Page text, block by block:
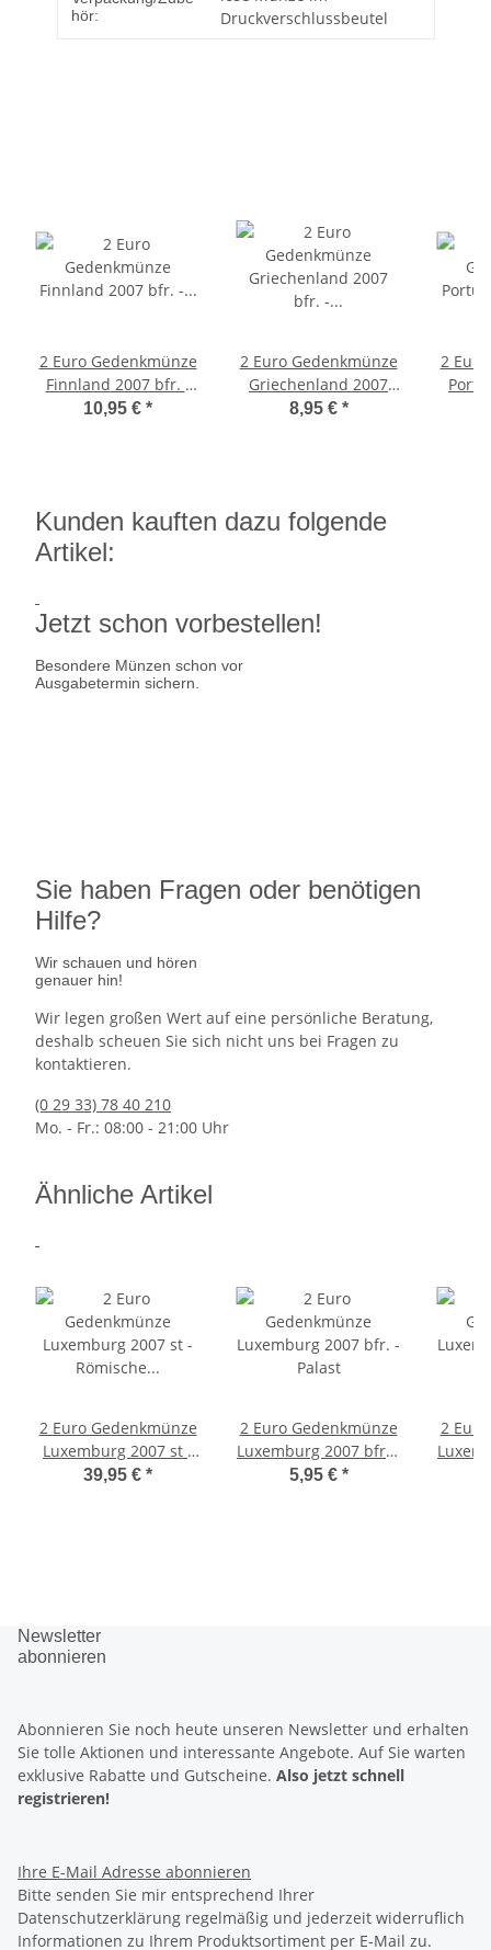
hör:
Druckverschlussbeutel
2 Euro Gedenkmünze
Finnland 2007 bfr. -
Römische Verträge
10,95 € *
2 Euro Gedenkmünze
Griechenland 2007
bfr. - Römische
8,95 € *
2
Kunden kauften dazu folgende
Artikel:
Jetzt schon vorbestellen!
Besondere Münzen schon vor
Ausgabetermin sichern.
Sie haben Fragen oder benötigen
Hilfe?
Wir schauen und hören
genauer hin!
Wir legen großen Wert auf eine persönliche Beratung,
deshalb scheuen Sie sich nicht uns bei Fragen zu
kontaktieren.
(0 29 33) 78 40 210
Mo. - Fr.: 08:00 - 21:00 Uhr
Ähnliche Artikel
2 Euro Gedenkmünze
Luxemburg 2007 st -
Römische Verträge -
39,95 € *
2 Euro Gedenkmünze
Luxemburg 2007 bfr. -
Palast
5,95 € *
2
Newsletter
abonnieren
Abonnieren Sie noch heute unseren Newsletter und erhalten
Sie tolle Aktionen und interessante Angebote. Auf Sie warten
exklusive Rabatte und Gutscheine. Also jetzt schnell
registrieren!
Ihre E-Mail Adresse abonnieren
Bitte senden Sie mir entsprechend Ihrer
Datenschutzerklärung regelmäßig und jederzeit widerruflich
Informationen zu Ihrem Produktsortiment per E-Mail zu.